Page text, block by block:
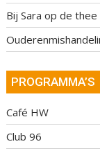
Bij Sara op de
PROGRAMMA’S
Café HW
Club 96